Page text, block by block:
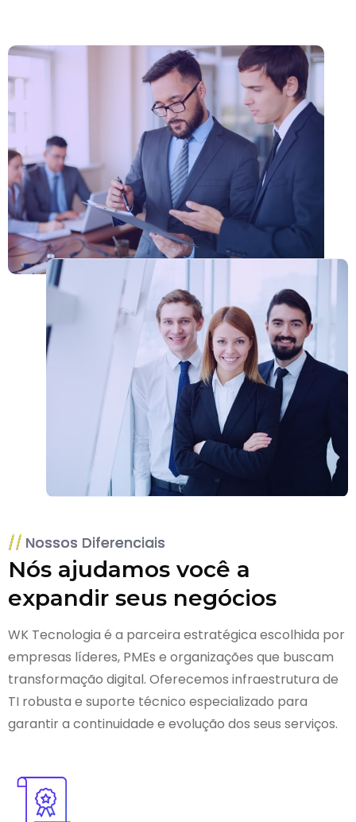
Nossos Diferenciais
Nós ajudamos você a
expandir seus negócios
WK Tecnologia é a parceira estratégica escolhida por
empresas líderes, PMEs e organizações que buscam
transformação digital. Oferecemos infraestrutura de
TI robusta e suporte técnico especializado para
garantir a continuidade e evolução dos seus serviços.